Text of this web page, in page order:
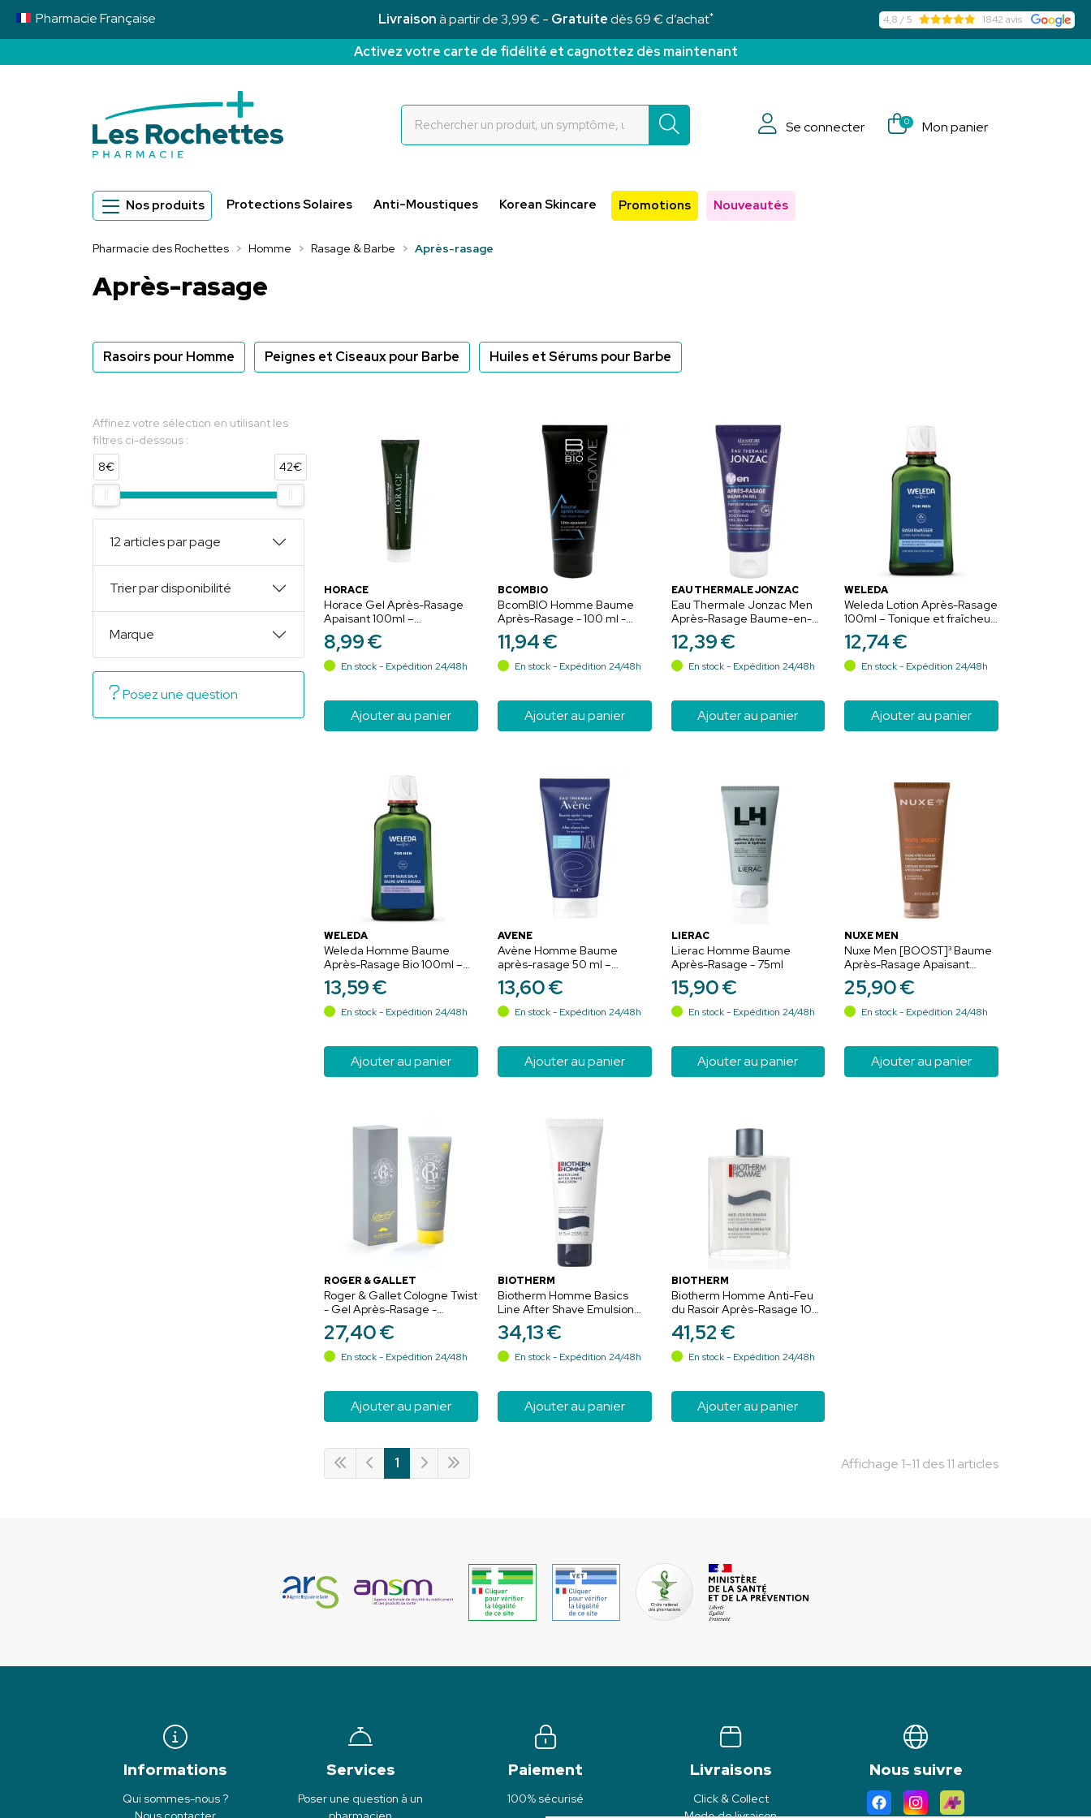
Livraisonà partir de 3,99 € - Gratuitedès 69 € d’achat*
PharmacieFrançaise 4,8 / 5 1842 avis
Activez votre carte de fidélité et cagnottez dès maintenant
Se connecter
0 Mon panier
Nos produits Protections Solaires Anti-Moustiques Korean Skincare Promotions Nouveautés
Pharmacie des Rochettes Homme Rasage & Barbe Après-rasage
Après-rasage
Rasoirs pour Homme Peignes et Ciseaux pour Barbe Huiles et Sérums pour Barbe
HORACE
Horace Gel Après-Rasage
Apaisant 100ml –
Apaisement et fraîcheur
8,99€
En stock - Expédition 24/48h
Ajouter au panier
BCOMBIO
BcomBIO Homme Baume
Après-Rasage - 100 ml -
Apaise, protège et prévient
les imperfections
11,94€
En stock - Expédition 24/48h
Ajouter au panier
EAU THERMALE JONZAC
Eau Thermale Jonzac Men
Après-Rasage Baume-en-
Gel - 50 ml - Apaise,
rafraîchit et répare après le
rasage
12,39€
En stock - Expédition 24/48h
Ajouter au panier
WELEDA
Weleda Lotion Après-Rasage
100ml – Tonique et fraîcheur
masculine
12,74€
En stock - Expédition 24/48h
Ajouter au panier
WELEDA
Weleda Homme Baume
Après-Rasage Bio 100ml –
Protection et apaisement
13,59€
En stock - Expédition 24/48h
Ajouter au panier
AVÈNE
Avène Homme Baume
après-rasage 50 ml –
répare, apaise et hydrate la
peau après le rasage
13,60€
En stock - Expédition 24/48h
Ajouter au panier
LIERAC
Lierac Homme Baume
Après-Rasage - 75ml
15,90€
En stock - Expédition 24/48h
Ajouter au panier
NUXE MEN
Nuxe Men [BOOST]³ Baume
Après-Rasage Apaisant
Réparateur - 75ml
25,90€
En stock - Expédition 24/48h
Ajouter au panier
ROGER & GALLET
Roger & Gallet Cologne Twist
- Gel Après-Rasage -
Hydratant et Apaisant - 75ml
27,40€
En stock - Expédition 24/48h
Ajouter au panier
BIOTHERM
Biotherm Homme Basics
Line After Shave Emulsion
Après Rasage - 75 ml
34,13€
En stock - Expédition 24/48h
Ajouter au panier
BIOTHERM
Biotherm Homme Anti-Feu
du Rasoir Après-Rasage 100
ml
41,52€
En stock - Expédition 24/48h
Ajouter au panier
Affichage 1-11 des 11 articles
1
Affinez votre sélection en utilisant les
filtres ci-dessous :
8€
42€
12 articles par page
Trier par disponibilité
Marque
Posez une question
Informations
Qui sommes-nous ?
Services
Poser une question à un
Paiement
100% sécurisé
Livraisons
Click & Collect
Nous suivre